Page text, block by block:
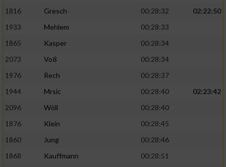
1816
Gresch 00:28:32
02:22:50
1933
Mehlem
00:28:33
1865
Kasper
00:28:34
2073
Voß
00:28:34
1976
Rech
00:28:37
1944
Mrsic 00:28:40
02:23:42
2096
Wöll
00:28:40
1876
Klein
00:28:45
1860
Jung
00:28:46
1868
Kauffmann
00:28:51